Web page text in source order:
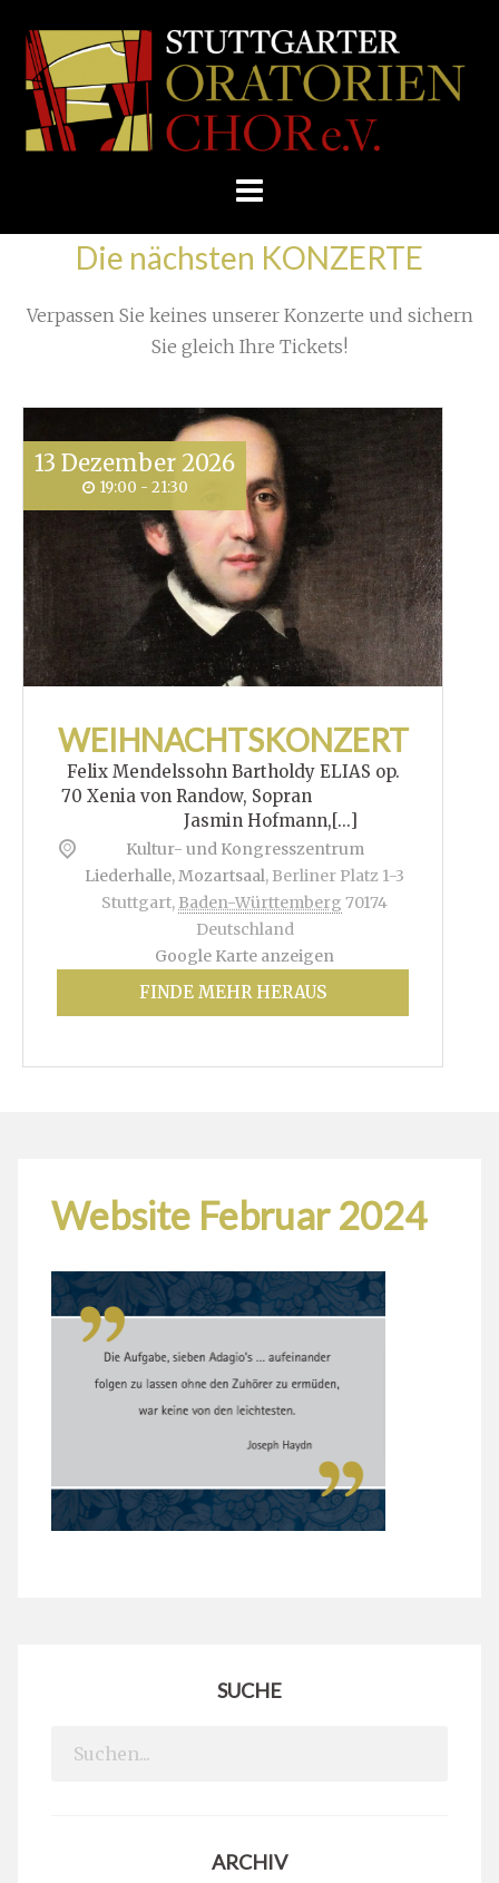
Skip
E.V.
Home Konzert Cádiz - Wien und zurück
Die nächsten KONZERTE
Verpassen Sie keines unserer Konzerte und sichern
Sie gleich Ihre Tickets!
13 Dezember 2026
19:00 - 21:30
WEIHNACHTSKONZERT
Felix Mendelssohn Bartholdy ELIAS op.
70 Xenia von Randow, Sopran
Jasmin Hofmann,[...]
Kultur- und Kongresszentrum
Liederhalle, Mozartsaal, Berliner Platz 1-3
Stuttgart, Baden-Württemberg 70174
Deutschland
Google Karte anzeigen
FINDE MEHR HERAUS
Website Februar 2024
SUCHE
Search
ARCHIV